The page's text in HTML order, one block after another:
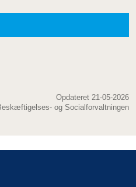
Opdateret 21-05-2026
og Socialforvaltningen